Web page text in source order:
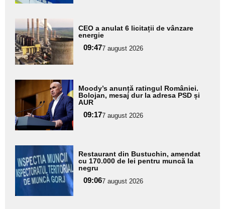
Adaugă
aici textul
pentru
subtitlu
CEO a anulat 6 licitații de vânzare
energie
09:477 august 2026
Adaugă
aici textul
pentru
subtitlu
Moody’s anunță ratingul României.
Bolojan, mesaj dur la adresa PSD și
AUR
09:177 august 2026
Adaugă
aici textul
pentru
subtitlu
Restaurant din Bustuchin, amendat
cu 170.000 de lei pentru muncă la
negru
09:067 august 2026